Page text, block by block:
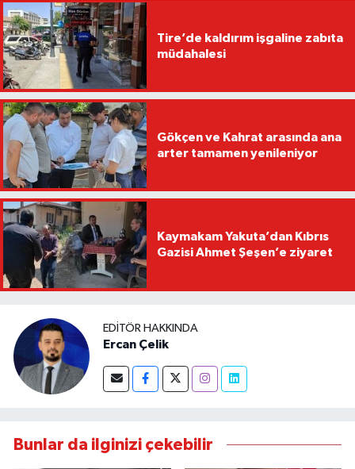
Tire’de kaldırım işgaline zabıta
müdahalesi
Gökçen ve Kahrat arasında ana
arter tamamen yenileniyor
Kaymakam Yakuta’dan Kıbrıs
Gazisi Ahmet Şeşen’e ziyaret
EDITÖR HAKKINDA
Ercan Çelik
Bunlar da ilginizi çekebilir